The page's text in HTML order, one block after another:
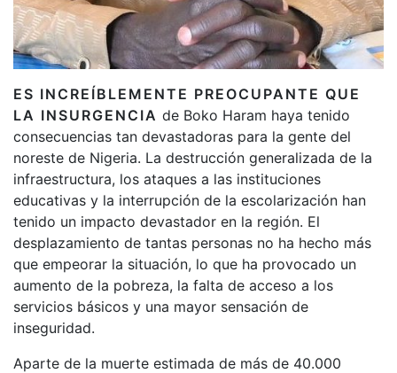
ES INCREÍBLEMENTE PREOCUPANTE QUE
LA INSURGENCIA de Boko Haram haya tenido
consecuencias tan devastadoras para la gente del
noreste de Nigeria. La destrucción generalizada de la
infraestructura, los ataques a las instituciones
educativas y la interrupción de la escolarización han
tenido un impacto devastador en la región. El
desplazamiento de tantas personas no ha hecho más
que empeorar la situación, lo que ha provocado un
aumento de la pobreza, la falta de acceso a los
servicios básicos y una mayor sensación de
inseguridad.
Aparte de la muerte estimada de más de 40.000